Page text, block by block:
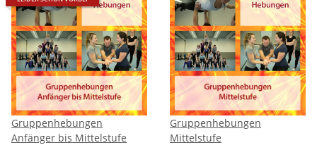
Gruppenhebungen
Anfänger bis Mittelstufe
Gruppenhebungen
Mittelstufe